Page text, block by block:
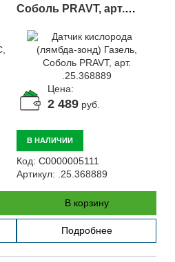
Соболь PRAVT, арт.
Цена:
2 489 руб.
В НАЛИЧИИ
Код: С0000005111
Артикул:
.25.368889
В корзину
Подробнее